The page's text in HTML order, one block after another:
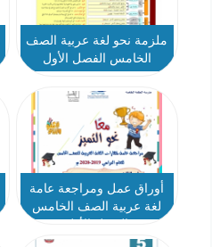
ملزمة نحو لغة عربية الصف
الخامس الفصل الأول
أوراق عمل ومراجعة عامة
لغة عربية الصف الخامس